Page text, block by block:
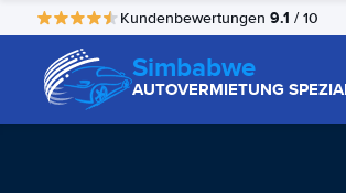
Kundenbewertungen 9.1 / 10
Simbabwe
AUTOVERMIETUNG